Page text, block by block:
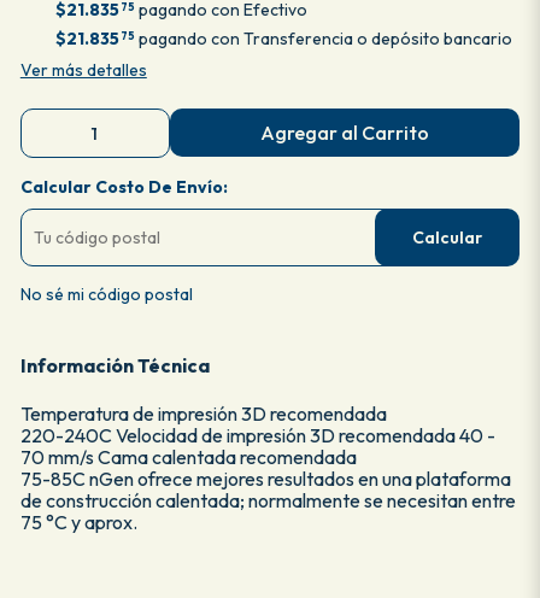
$21.835 75 pagando con Efectivo
$21.835 75 pagando con Transferencia o depósito bancario
Ver más detalles
Agregar al Carrito
Calcular Costo De Envío:
Calcular
No sé mi código postal
Información Técnica
Temperatura de impresión 3D recomendada
220-240C Velocidad de impresión 3D recomendada 40 -
70 mm/s Cama calentada recomendada
75-85C nGen ofrece mejores resultados en una plataforma
de construcción calentada; normalmente se necesitan entre
75 °C y aprox.